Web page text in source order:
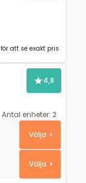
för att se exakt pris
4,8
Antal enheter: 2
Välja
Välja